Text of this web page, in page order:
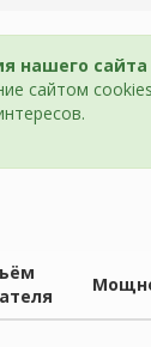
нашего сайта
сайтом